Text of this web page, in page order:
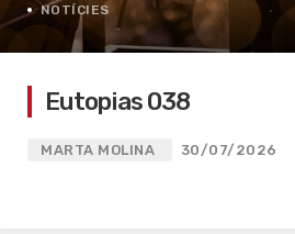
NOTÍCIES
Eutopias 038
MARTA MOLINA 30/07/2026